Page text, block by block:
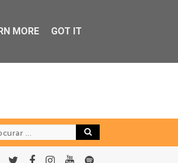
MORE GOT IT